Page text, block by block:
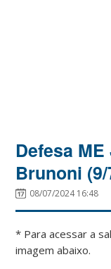
Defesa
Brunoni
08/07/2024 16:48
* Para acessar a
imagem abaixo.